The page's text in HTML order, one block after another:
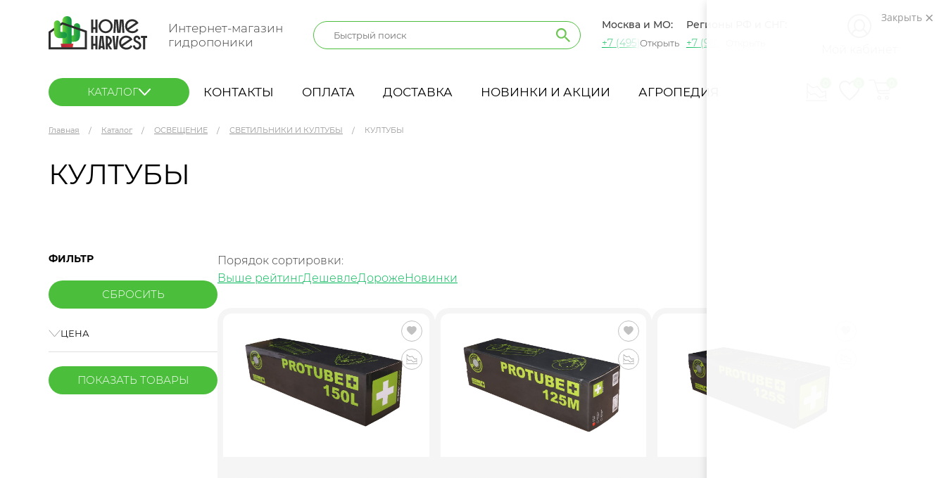
Интернет-магазин
гидропоники
Москва и МО:
+7 (495) 721-60-15
Открыть
Регионы РФ и СНГ:
+7 (965) 420-10-10
КАТАЛОГ КОНТАКТЫ ОПЛАТА ДОСТАВКА НОВИНКИ И АКЦИИ АГРОПЕДИЯ
Главная Каталог ОСВЕЩЕНИЕ СВЕТИЛЬНИКИ И КУЛТУБЫ КУЛТУБЫ
КУЛТУБЫ
ФИЛЬТР
ЦЕНА
ПОКАЗАТЬ ТОВАРЫ
Порядок сортировки:
Выше рейтингДешевлеДорожеНовинки
Закрыть